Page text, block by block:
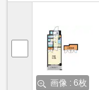
画像 : 6枚